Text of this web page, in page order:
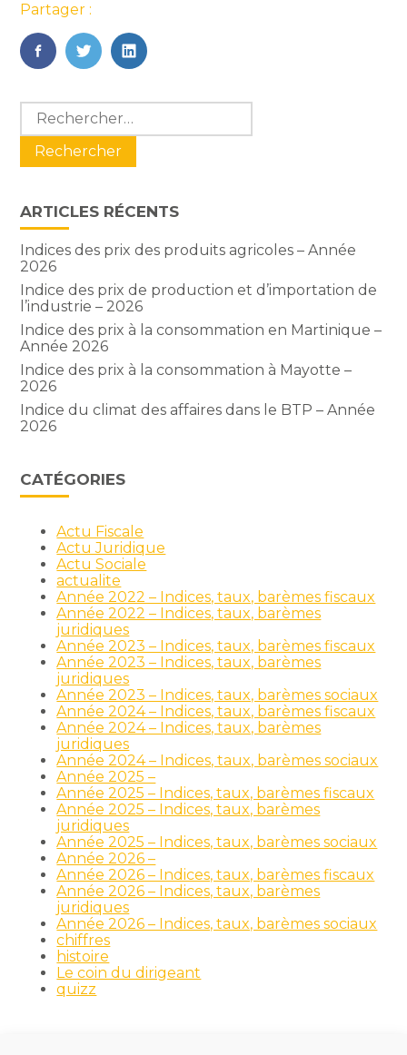
Partager :
FaceBook
TwitterLinkedIn
Blog
sidebar
Rechercher :
ARTICLES RÉCENTS
Indices des prix des produits agricoles – Année
2026
Indice des prix de production et d’importation de
l’industrie – 2026
Indice des prix à la consommation en Martinique –
Année 2026
Indice des prix à la consommation à Mayotte –
2026
Indice du climat des affaires dans le BTP – Année
2026
CATÉGORIES
Actu Fiscale
Actu Juridique
Actu Sociale
actualite
Année 2022 – Indices, taux, barèmes fiscaux
Année 2022 – Indices, taux, barèmes
juridiques
Année 2023 – Indices, taux, barèmes fiscaux
Année 2023 – Indices, taux, barèmes
juridiques
Année 2023 – Indices, taux, barèmes sociaux
Année 2024 – Indices, taux, barèmes fiscaux
Année 2024 – Indices, taux, barèmes
juridiques
Année 2024 – Indices, taux, barèmes sociaux
Année 2025 –
Année 2025 – Indices, taux, barèmes fiscaux
Année 2025 – Indices, taux, barèmes
juridiques
Année 2025 – Indices, taux, barèmes sociaux
Année 2026 –
Année 2026 – Indices, taux, barèmes fiscaux
Année 2026 – Indices, taux, barèmes
juridiques
Année 2026 – Indices, taux, barèmes sociaux
chiffres
histoire
Le coin du dirigeant
quizz